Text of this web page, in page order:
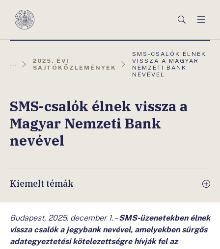
Magyar
Keresés
...
2025. ÉVI
SAJTÓKÖZLEMÉNYEK
AKTUÁLIS
OLDAL:
SMS-CSALÓK ÉLNEK
VISSZA A MAGYAR
NEMZETI BANK
NEVÉVEL
SMS-csalók élnek vissza a
Magyar Nemzeti Bank
nevével
Kiemelt témák
Budapest, 2025. december 1. –SMS-üzenetekben élnek
vissza csalók a jegybank nevével, amelyekben sürgős
adategyeztetési kötelezettségre hívják fel az